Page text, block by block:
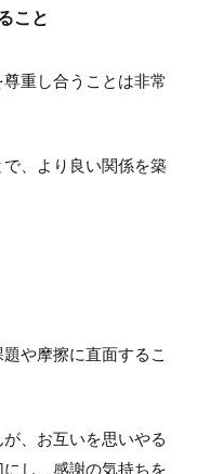
こと
重し合うことは非常
、より良い関係を築
や摩擦に直面するこ
、お互いを思いやる
し、感謝の気持ちを